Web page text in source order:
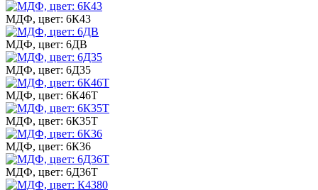
МДФ, цвет: 6К43
МДФ, цвет: 6ДВ
МДФ, цвет: 6Д35
МДФ, цвет: 6К46Т
МДФ, цвет: 6К35Т
МДФ, цвет: 6К36
МДФ, цвет: 6Д36Т